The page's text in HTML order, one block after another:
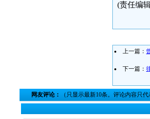
(责任编
上一篇：
下一篇：
网友评论： （只显示最新10条。评论内容只